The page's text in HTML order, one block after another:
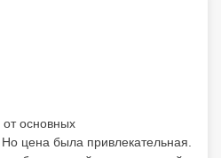
основных
цена была привлекательная.